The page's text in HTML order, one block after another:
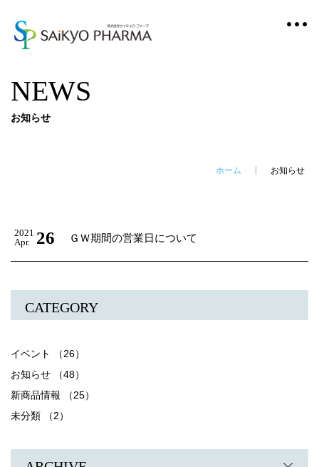
NEWS
お知らせ
ホーム お知らせ
2021
Apr.
26 ＧＷ期間の営業日について
CATEGORY
イベント （26）
お知らせ （48）
新商品情報 （25）
未分類 （2）